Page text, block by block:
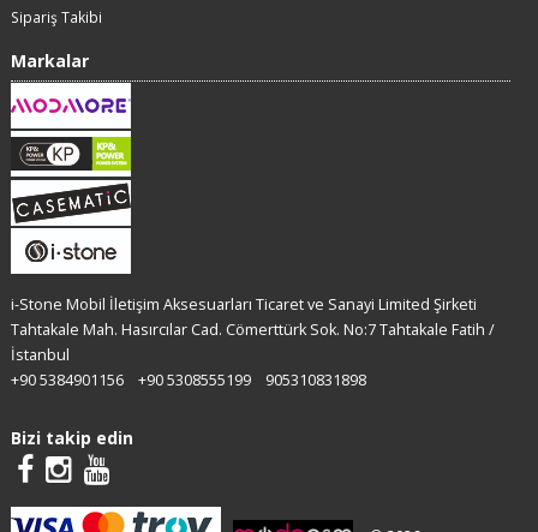
Sipariş Takibi
Markalar
i-Stone Mobil İletişim Aksesuarları Ticaret ve Sanayi Limited Şirketi
Tahtakale Mah. Hasırcılar Cad. Cömerttürk Sok. No:7 Tahtakale Fatih /
İstanbul
+90 5384901156
+90 5308555199 905310831898
Bizi takip edin